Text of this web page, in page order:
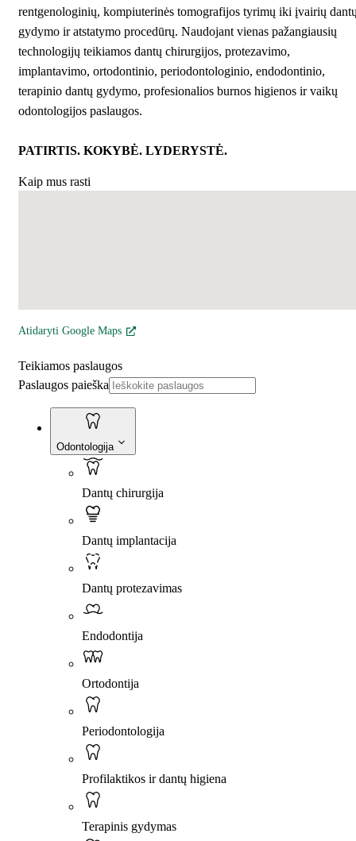
rentgenologinių, kompiuterinės tomografijos tyrimų iki įvairių
gydymo ir atstatymo procedūrų. Naudojant vienas pažangiausių
technologijų teikiamos dantų chirurgijos, protezavimo,
implantavimo, ortodontinio, periodontologinio, endodontinio,
terapinio dantų gydymo, profesionalios burnos higienos ir vaikų
odontologijos paslaugos.
PATIRTIS. KOKYBĖ. LYDERYSTĖ.
Kaip mus rasti
Atidaryti Google Maps
Teikiamos paslaugos
Paslaugos paieška
Odontologija
Dantų chirurgija
Dantų implantacija
Dantų protezavimas
Endodontija
Ortodontija
Periodontologija
Profilaktikos ir dantų higiena
Terapinis gydymas